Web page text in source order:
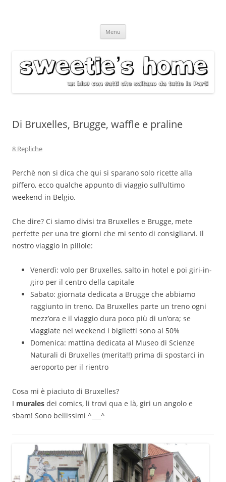
Menu
Di Bruxelles, Brugge, waffle e praline
8 Repliche
Perchè non si dica che qui si sparano solo ricette alla
piffero, ecco qualche appunto di viaggio sull’ultimo
weekend in Belgio.
Che dire? Ci siamo divisi tra Bruxelles e Brugge, mete
perfette per una tre giorni che mi sento di consigliarvi. Il
nostro viaggio in pillole:
Venerdì: volo per Bruxelles, salto in hotel e poi giri-in-
giro per il centro della capitale
Sabato: giornata dedicata a Brugge che abbiamo
raggiunto in treno. Da Bruxelles parte un treno ogni
mezz’ora e il viaggio dura poco più di un’ora; se
viaggiate nel weekend i biglietti sono al 50%
Domenica: mattina dedicata al Museo di Scienze
Naturali di Bruxelles (merita!!) prima di spostarci in
aeroporto per il rientro
Cosa mi è piaciuto di Bruxelles?
I murales dei comics, li trovi qua e là, giri un angolo e
sbam! Sono bellissimi ^___^